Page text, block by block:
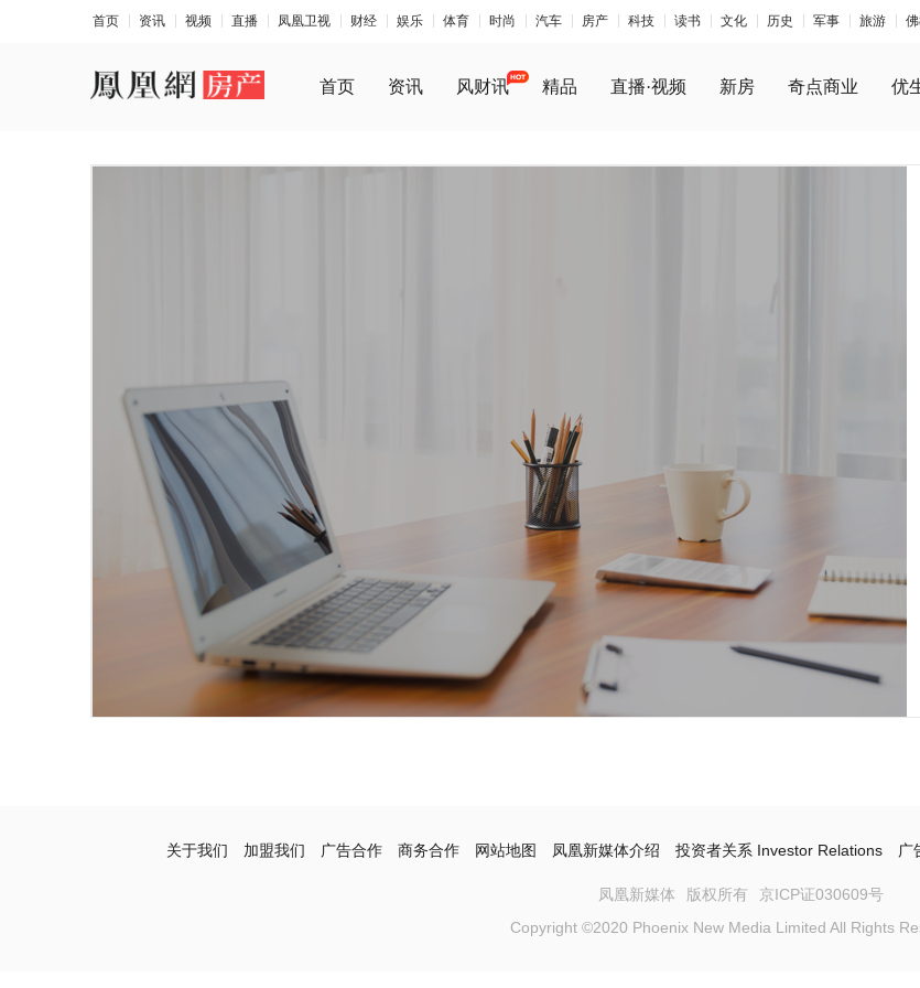
首页 资讯 视频 直播 凤凰卫视 财经 娱乐 体育 时尚 汽车 房产 科技 读书 文化 历史 军事 旅游
首页 资讯 风财讯 精品 直播·视频 新房 奇点商业 优
关于我们 加盟我们 广告合作 商务合作 网站地图 凤凰新媒体介绍 投资者关系 Investor Relations 广
凤凰新媒体 版权所有
京ICP证030609号
Copyright ©2020 Phoenix New Media Limited All Rights